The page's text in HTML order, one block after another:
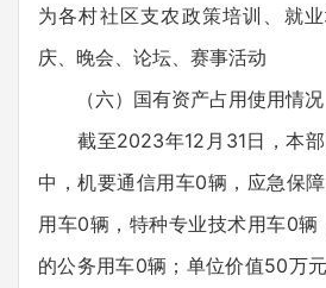
为各村社区支农政策培训、就
庆、晚会、论坛、赛事活动
（六）国有资产占用使用情况
截至2023年12月31日，本部
中，机要通信用车0辆，应急保
用车0辆，特种专业技术用车0辆
的公务用车0辆；单位价值50万